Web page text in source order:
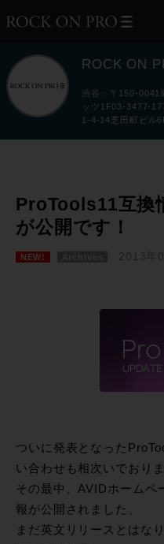
ROCK ON
渋谷：〒150-0041
ッツ1F03-3477-
1-4-14芝田町ビル
ProTools11互換
が公開です！
NEW! 2013年
ついに発表となった
い合わせも相次いでおりま
その最中、AVIDホームペ
報が公開されました、
まだ英文リリースとはな